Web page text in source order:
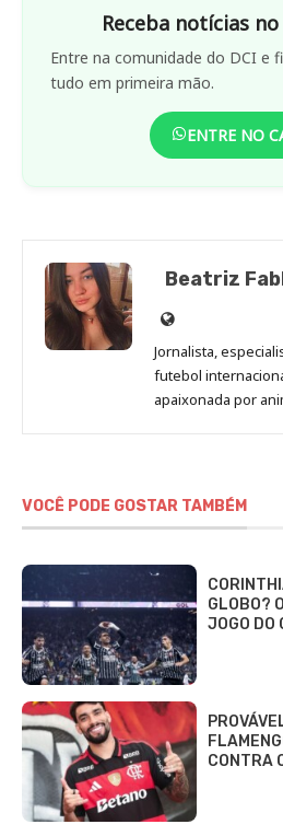
Receba notícias
Entre na comunidade do DCI e
tudo em primeira mão.
ENTRE NO
Beatriz
Site
de
Beatriz
Fabbri
Jornalista,
futebol
apaixonada por
VOCÊ PODE GOSTAR TAMBÉM
GLOBO?
JOGO DO
CONTRA